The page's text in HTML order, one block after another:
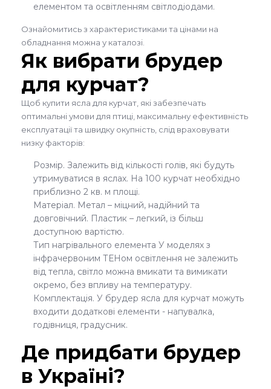
елементом та освітленням світлодіодами.
Ознайомитись з характеристиками та цінами на
обладнання можна у каталозі.
Як вибрати брудер
для курчат?
Щоб купити ясла для курчат, які забезпечать
оптимальні умови для птиці, максимальну ефективність
експлуатації та швидку окупність, слід враховувати
низку факторів:
Розмір. Залежить від кількості голів, які будуть
утримуватися в яслах. На 100 курчат необхідно
приблизно 2 кв. м площі.
Матеріал. Метал – міцний, надійний та
довговічний. Пластик – легкий, із більш
доступною вартістю.
Тип нагрівального елемента У моделях з
інфрачервоним ТЕНом освітлення не залежить
від тепла, світло можна вмикати та вимикати
окремо, без впливу на температуру.
Комплектація. У брудер ясла для курчат можуть
входити додаткові елементи - напувалка,
годівниця, градусник.
Де придбати брудер
в Україні?